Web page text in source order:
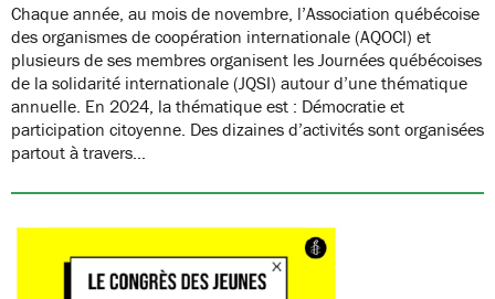
Chaque année, au mois de novembre, l’Association québécoise
des organismes de coopération internationale (AQOCI) et
plusieurs de ses membres organisent les Journées québécoises
de la solidarité internationale (JQSI) autour d’une thématique
annuelle. En 2024, la thématique est : Démocratie et
participation citoyenne. Des dizaines d’activités sont organisées
partout à travers…